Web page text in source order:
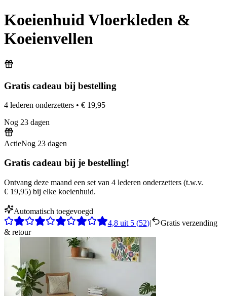
Koeienhuid Vloerkleden &
Koeienvellen
Gratis cadeau bij bestelling
4 lederen onderzetters • € 19,95
Nog 23 dagen
ActieNog 23 dagen
Gratis cadeau bij je bestelling!
Ontvang deze maand een set van 4 lederen onderzetters (t.w.v.
€ 19,95) bij elke koeienhuid.
Automatisch toegevoegd
4,8 uit5 (52)|
Gratis verzending
& retour